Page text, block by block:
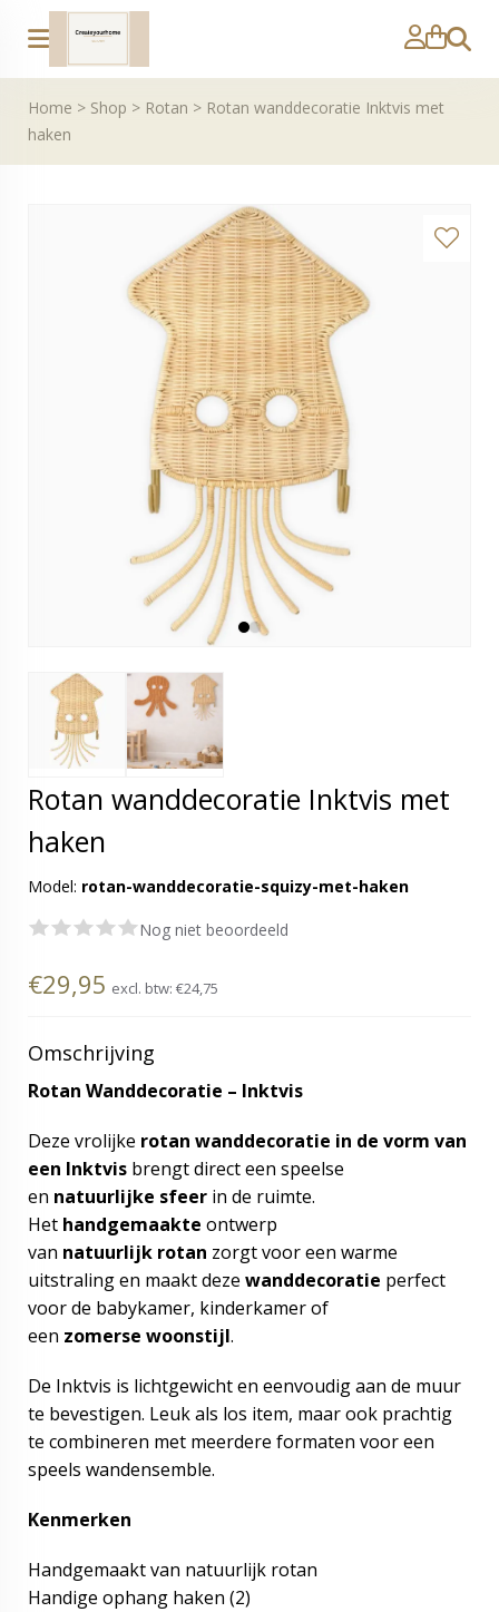
Zoeken
Home > Shop > Rotan > Rotan wanddecoratie Inktvis met
haken
Rotan wanddecoratie Inktvis met
haken
Model: rotan-wanddecoratie-squizy-met-haken
Nog niet beoordeeld
€29,95 excl. btw: €24,75
Omschrijving
Rotan Wanddecoratie – Inktvis
Deze vrolijke rotan wanddecoratie in de vorm van
een Inktvis brengt direct een speelse
en natuurlijke sfeer in de ruimte.
Het handgemaakte ontwerp
van natuurlijk rotan zorgt voor een warme
uitstraling en maakt deze wanddecoratie perfect
voor de babykamer, kinderkamer of
een zomerse woonstijl.
De Inktvis is lichtgewicht en eenvoudig aan de muur
te bevestigen. Leuk als los item, maar ook prachtig
te combineren met meerdere formaten voor een
speels wandensemble.
Kenmerken
Handgemaakt van natuurlijk rotan
Handige ophang haken (2)